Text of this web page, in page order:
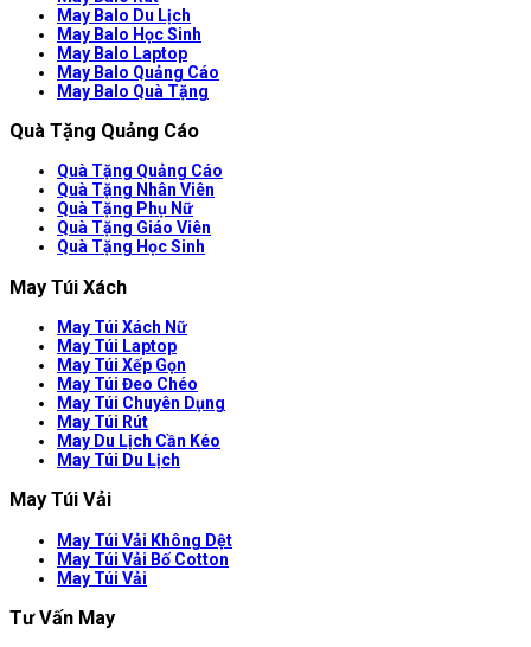
May Balo Du Lịch
May Balo Học Sinh
May Balo Laptop
May Balo Quảng Cáo
May Balo Quà Tặng
Quà Tặng Quảng Cáo
Quà Tặng Quảng Cáo
Quà Tặng Nhân Viên
Quà Tặng Phụ Nữ
Quà Tặng Giáo Viên
Quà Tặng Học Sinh
May Túi Xách
May Túi Xách Nữ
May Túi Laptop
May Túi Xếp Gọn
May Túi Đeo Chéo
May Túi Chuyên Dụng
May Túi Rút
May Du Lịch Cần Kéo
May Túi Du Lịch
May Túi Vải
May Túi Vải Không Dệt
May Túi Vải Bố Cotton
May Túi Vải
Tư Vấn May